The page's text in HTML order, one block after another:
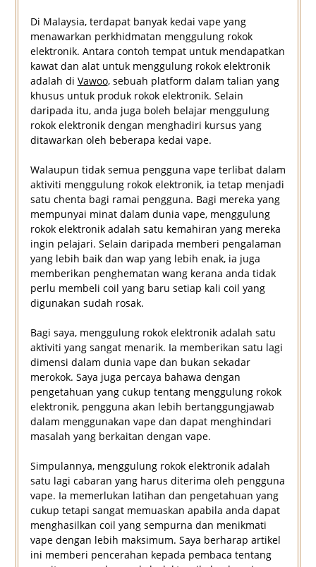
Di Malaysia, terdapat banyak kedai vape yang
menawarkan perkhidmatan menggulung rokok
elektronik. Antara contoh tempat untuk mendapatkan
kawat dan alat untuk menggulung rokok elektronik
adalah di Vawoo, sebuah platform dalam talian yang
khusus untuk produk rokok elektronik. Selain
daripada itu, anda juga boleh belajar menggulung
rokok elektronik dengan menghadiri kursus yang
ditawarkan oleh beberapa kedai vape.
Walaupun tidak semua pengguna vape terlibat dalam
aktiviti menggulung rokok elektronik, ia tetap menjadi
satu chenta bagi ramai pengguna. Bagi mereka yang
mempunyai minat dalam dunia vape, menggulung
rokok elektronik adalah satu kemahiran yang mereka
ingin pelajari. Selain daripada memberi pengalaman
yang lebih baik dan wap yang lebih enak, ia juga
memberikan penghematan wang kerana anda tidak
perlu membeli coil yang baru setiap kali coil yang
digunakan sudah rosak.
Bagi saya, menggulung rokok elektronik adalah satu
aktiviti yang sangat menarik. Ia memberikan satu lagi
dimensi dalam dunia vape dan bukan sekadar
merokok. Saya juga percaya bahawa dengan
pengetahuan yang cukup tentang menggulung rokok
elektronik, pengguna akan lebih bertanggungjawab
dalam menggunakan vape dan dapat menghindari
masalah yang berkaitan dengan vape.
Simpulannya, menggulung rokok elektronik adalah
satu lagi cabaran yang harus diterima oleh pengguna
vape. Ia memerlukan latihan dan pengetahuan yang
cukup tetapi sangat memuaskan apabila anda dapat
menghasilkan coil yang sempurna dan menikmati
vape dengan lebih maksimum. Saya berharap artikel
ini memberi pencerahan kepada pembaca tentang